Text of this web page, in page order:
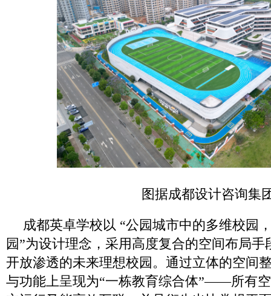
图据成都设计咨询集
成都英卓学校以 “公园城市中的多维校园
园”为设计理念，采用高度复合的空间布局
开放渗透的未来理想校园。通过立体的空间
与功能上呈现为“一栋教育综合体”——所有